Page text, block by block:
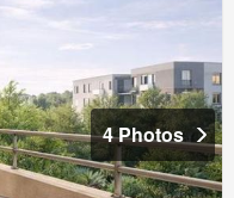
4 Photos